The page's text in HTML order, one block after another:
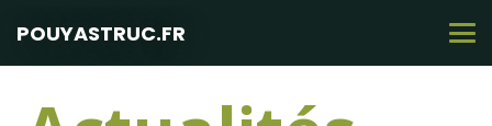
POUYASTRUC.FR